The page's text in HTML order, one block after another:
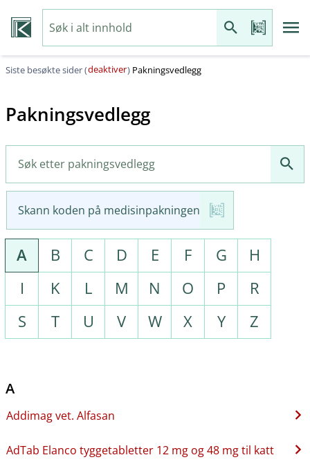
Siste besøkte sider (deaktiver) Pakningsvedlegg
Pakningsvedlegg
Skann koden på medisinpakningen
A B C D E F G
H
I
K L M N O P
R
S
T U V W X Y Z
A
Addimag vet. Alfasan
AdTab Elanco tyggetabletter 12 mg og 48 mg til katt